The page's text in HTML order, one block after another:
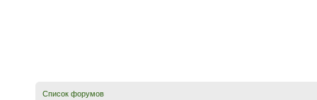
Список форумов